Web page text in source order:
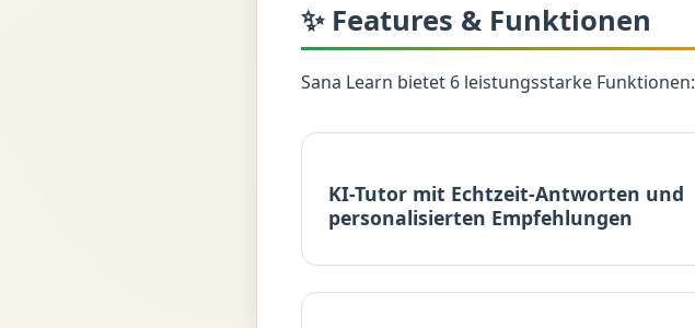
✨ Features & Funktionen
Sana Learn bietet 6 leistungsstarke Funktionen:
KI-Tutor mit Echtzeit-Antworten und
personalisierten Empfehlungen